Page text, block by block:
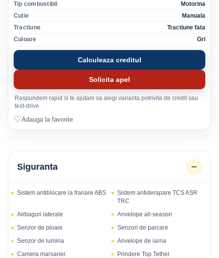
Tip combustibil
Motorina
Cutie
Manuala
Tractiune
Tractiune fata
Culoare
Gri
Calculeaza creditul
Solicita apel
Raspundem rapid si te ajutam sa alegi varianta potrivita de credit sau
test-drive.
♡Adauga la favorite
Siguranta −
Sistem antiblocare la franare ABS
Sistem antiderapare TCS ASR
TRC
Airbaguri laterale
Anvelope all-season
Senzor de ploaie
Senzori de parcare
Senzor de lumina
Anvelope de iarna
Camera marsarier
Prindere Top Tether